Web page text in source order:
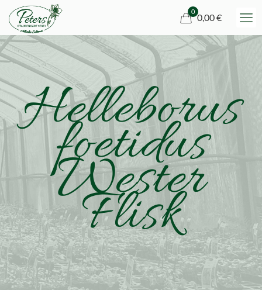
0
0,00 €
Helleborus
foetidus
Wester
Flisk